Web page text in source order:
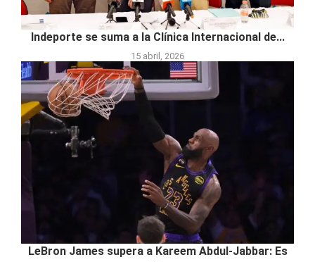
Indeporte se suma a la Clínica Internacional de...
15 abril, 2026
LeBron James supera a Kareem Abdul-Jabbar: Es